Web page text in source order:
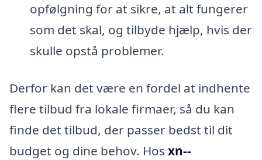
opfølgning for at sikre, at alt fungerer
som det skal, og tilbyde hjælp, hvis der
skulle opstå problemer.
Derfor kan det være en fordel at indhente
flere tilbud fra lokale firmaer, så du kan
finde det tilbud, der passer bedst til dit
budget og dine behov. Hos xn--